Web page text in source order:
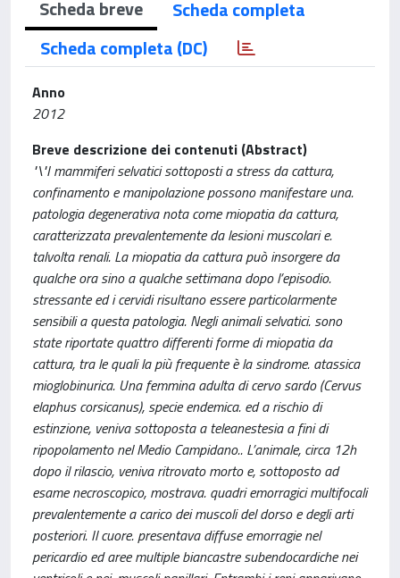
Scheda breve
Scheda completa
Scheda completa (DC)
Anno
2012
Breve descrizione dei contenuti (Abstract)
"\"I mammiferi selvatici sottoposti a stress da cattura,
confinamento e manipolazione possono manifestare una.
patologia degenerativa nota come miopatia da cattura,
caratterizzata prevalentemente da lesioni muscolari e.
talvolta renali. La miopatia da cattura può insorgere da
qualche ora sino a qualche settimana dopo l’episodio.
stressante ed i cervidi risultano essere particolarmente
sensibili a questa patologia. Negli animali selvatici. sono
state riportate quattro differenti forme di miopatia da
cattura, tra le quali la più frequente è la sindrome. atassica
mioglobinurica. Una femmina adulta di cervo sardo (Cervus
elaphus corsicanus), specie endemica. ed a rischio di
estinzione, veniva sottoposta a teleanestesia a fini di
ripopolamento nel Medio Campidano.. L’animale, circa 12h
dopo il rilascio, veniva ritrovato morto e, sottoposto ad
esame necroscopico, mostrava. quadri emorragici multifocali
prevalentemente a carico dei muscoli del dorso e degli arti
posteriori. Il cuore. presentava diffuse emorragie nel
pericardio ed aree multiple biancastre subendocardiche nei